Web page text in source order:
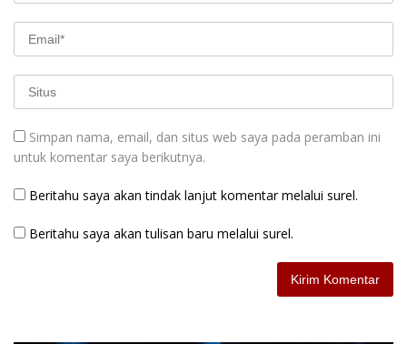
Simpan nama, email, dan situs web saya pada peramban ini
untuk komentar saya berikutnya.
Beritahu saya akan tindak lanjut komentar melalui surel.
Beritahu saya akan tulisan baru melalui surel.